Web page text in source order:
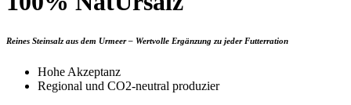
Reines Steinsalz aus dem Urmeer – Wertvolle Ergänzung zu jeder Futterration
Hohe Akzeptanz
Regional und CO2-neutral produzier